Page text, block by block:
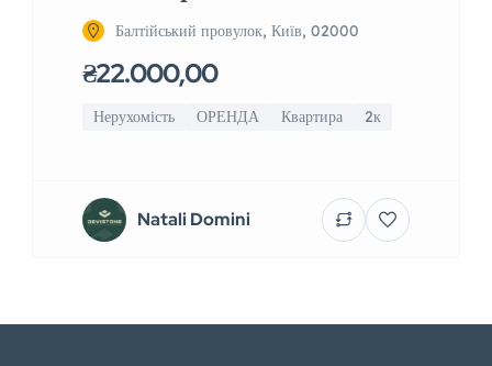
Балтійський провулок, Київ, 02000
₴22.000,00
Нерухомість ОРЕНДА Квартира 2к
Natali Domini